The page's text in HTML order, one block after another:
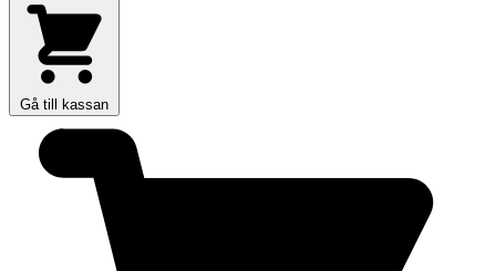
Gå till kassan